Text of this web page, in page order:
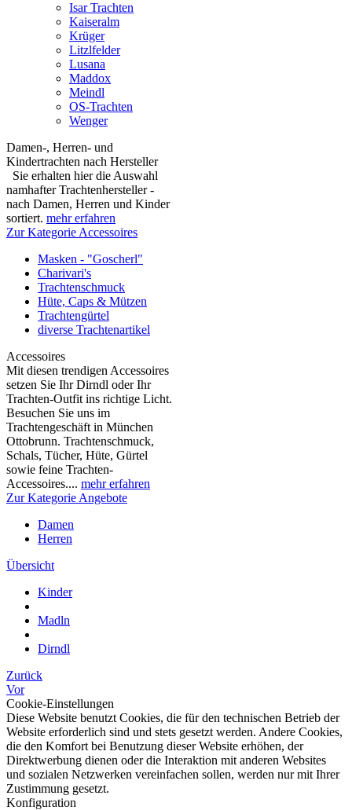
Isar Trachten
Kaiseralm
Krüger
Litzlfelder
Lusana
Maddox
Meindl
OS-Trachten
Wenger
Damen-, Herren- und
Kindertrachten nach Hersteller
Sie erhalten hier die Auswahl
namhafter Trachtenhersteller -
nach Damen, Herren und Kinder
sortiert. mehr erfahren
Zur Kategorie Accessoires
Masken - "Goscherl"
Charivari's
Trachtenschmuck
Hüte, Caps & Mützen
Trachtengürtel
diverse Trachtenartikel
Accessoires
Mit diesen trendigen Accessoires
setzen Sie Ihr Dirndl oder Ihr
Trachten-Outfit ins richtige Licht.
Besuchen Sie uns im
Trachtengeschäft in München
Ottobrunn. Trachtenschmuck,
Schals, Tücher, Hüte, Gürtel
sowie feine Trachten-
Accessoires.... mehr erfahren
Zur Kategorie Angebote
Damen
Herren
Übersicht
Kinder
Madln
Dirndl
Zurück
Vor
Cookie-Einstellungen
Diese Website benutzt Cookies, die für den technischen Betrieb der
Website erforderlich sind und stets gesetzt werden. Andere Cookies,
die den Komfort bei Benutzung dieser Website erhöhen, der
Direktwerbung dienen oder die Interaktion mit anderen Websites
und sozialen Netzwerken vereinfachen sollen, werden nur mit Ihrer
Zustimmung gesetzt.
Konfiguration